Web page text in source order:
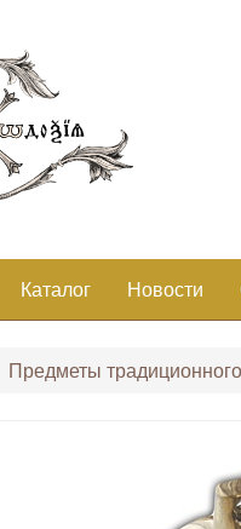
Каталог Новости
Предметы